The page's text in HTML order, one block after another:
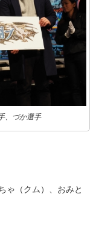
、づか選手
ゃ（クム）、おみと